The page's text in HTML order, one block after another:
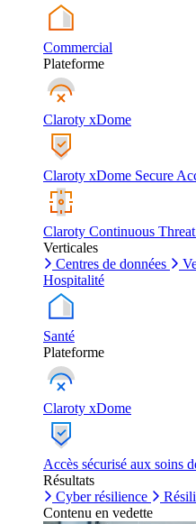
Commercial
Plateforme
Claroty xDome
Claroty xDome Secure
Claroty Continuous
Verticales
Centres de données
Hospitalité
Santé
Plateforme
Claroty xDome
Accès sécurisé aux soins
Résultats
Cyber résilience
Contenu en vedette